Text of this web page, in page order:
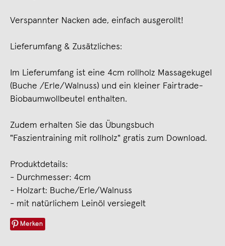
Verspannter Nacken ade, einfach ausgerollt!
Lieferumfang & Zusätzliches:
Im Lieferumfang ist eine 4cm rollholz Massagekugel
(Buche /Erle/Walnuss) und ein kleiner Fairtrade-
Biobaumwollbeutel enthalten.
Zudem erhalten Sie das Übungsbuch
"Faszientraining mit rollholz" gratis zum Download.
Produktdetails:
- Durchmesser: 4cm
- Holzart: Buche/Erle/Walnuss
- mit natürlichem Leinöl versiegelt
Merken